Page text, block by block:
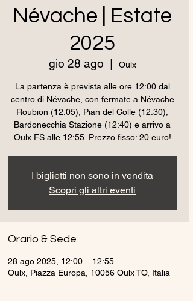
Névache | Estate
2025
gio 28 ago Oulx
La partenza è prevista alle ore 12:00 dal
centro di Névache, con fermate a Névache
Roubion (12:05), Pian del Colle (12:30),
Bardonecchia Stazione (12:40) e arrivo a
Oulx FS alle 12:55. Prezzo fisso: 20 euro!
I biglietti non sono in vendita
Scopri gli altri eventi
Orario & Sede
28 ago 2025, 12:00 – 12:55
Oulx, Piazza Europa, 10056 Oulx TO, Italia